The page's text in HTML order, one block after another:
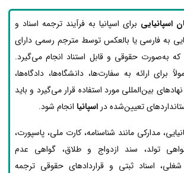
اسپانیایی برای اسپانیا به فرآیند ترجمه اسناد و
به فارسی یا بالعکس توسط مترجم رسمی دارای
به‌صورت حقوقی و قابل استناد انجام می‌گیرد.
برای ارائه به سفارت‌ها، دانشگاه‌ها، دادگاه‌ها،
بین‌المللی مورد استفاده قرار می‌گیرد و باید
تعیین‌شده در اسپانیا انجام شود.
مدارکی مانند شناسنامه، کارت ملی، پاسپورت،
تولد، سند ازدواج و طلاق، گواهی عدم
اسناد ثبتی و قراردادهای حقوقی ترجمه